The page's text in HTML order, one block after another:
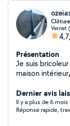
Vernet
Présentation
Je suis
maison
Dernier avis
Il y a plus de 6 mois
Réponse rapide,